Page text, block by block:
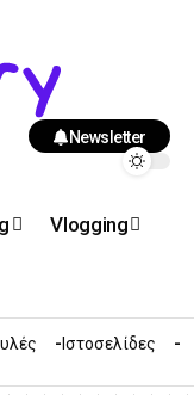
Newsletter
Vlogging
Ιστοσελίδες